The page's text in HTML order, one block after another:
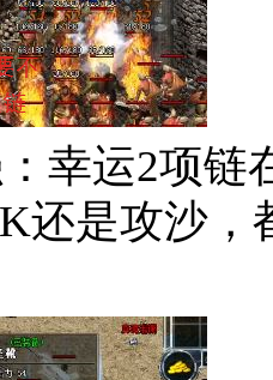
幸运2项链
还是攻沙